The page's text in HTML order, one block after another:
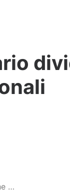
…